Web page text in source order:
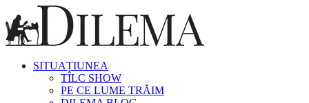
SITUAȚIUNEA
TÎLC SHOW
PE CE LUME TRĂIM